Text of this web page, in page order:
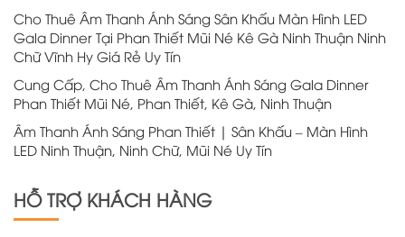
Cho Thuê Âm Thanh Ánh Sáng Sân Khấu Màn Hình LED
Gala Dinner Tại Phan Thiết Mũi Né Kê Gà Ninh Thuận Ninh
Chữ Vĩnh Hy Giá Rẻ Uy Tín
Cung Cấp, Cho Thuê Âm Thanh Ánh Sáng Gala Dinner
Phan Thiết Mũi Né, Phan Thiết, Kê Gà, Ninh Thuận
Âm Thanh Ánh Sáng Phan Thiết | Sân Khấu – Màn Hình
LED Ninh Thuận, Ninh Chữ, Mũi Né Uy Tín
HỖ TRỢ KHÁCH HÀNG